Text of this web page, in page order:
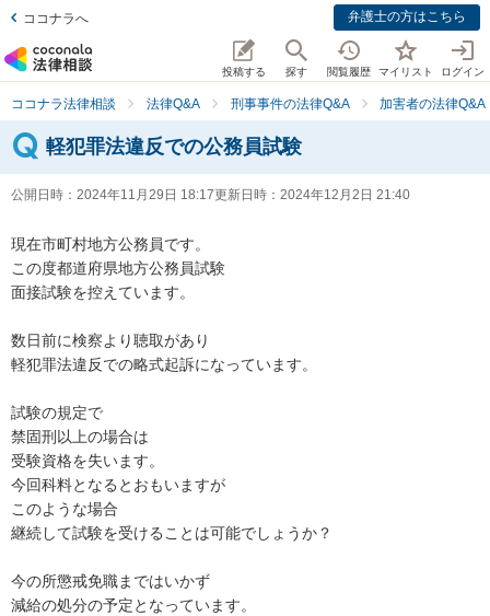
ココナラへ 弁護士の方はこちら
投稿する 探す 閲覧履歴 マイリスト ログイン
ココナラ法律相談 法律Q&A 刑事事件の法律Q&A 加害者の法律Q&A
軽犯罪法違反での公務員試験
公開日時： 2024年11月29日 18:17更新日時： 2024年12月2日 21:40
現在市町村地方公務員です。
この度都道府県地方公務員試験
面接試験を控えています。
数日前に検察より聴取があり
軽犯罪法違反での略式起訴になっています。
試験の規定で
禁固刑以上の場合は
受験資格を失います。
今回科料となるとおもいますが
このような場合
継続して試験を受けることは可能でしょうか？
今の所懲戒免職まではいかず
減給の処分の予定となっています。